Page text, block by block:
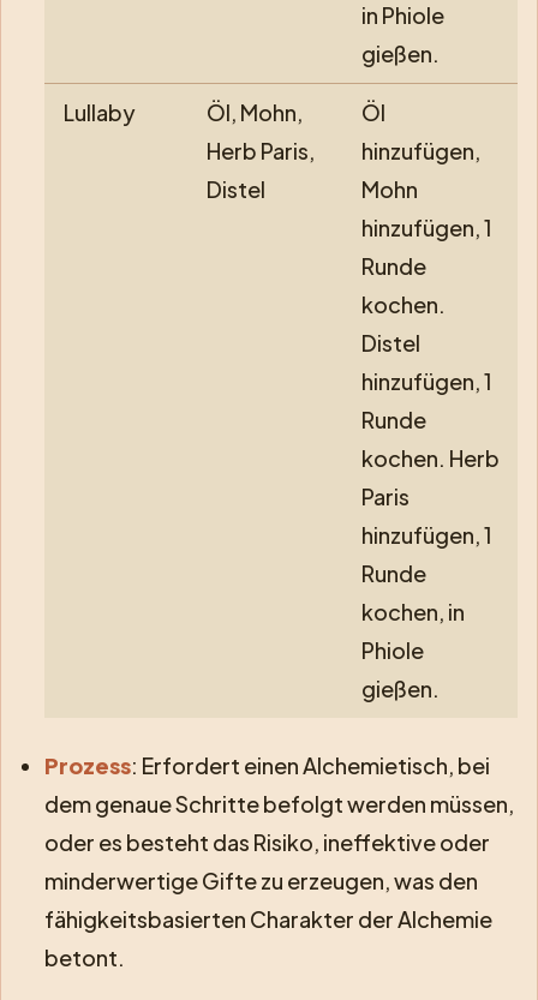
in Phiole
gießen.
Lullaby
Öl, Mohn,
Herb Paris,
Distel
Öl
hinzufügen,
Mohn
hinzufügen, 1
Runde
kochen.
Distel
hinzufügen, 1
Runde
kochen. Herb
Paris
hinzufügen, 1
Runde
kochen, in
Phiole
gießen.
Prozess: Erfordert einen Alchemietisch, bei
dem genaue Schritte befolgt werden müssen,
oder es besteht das Risiko, ineffektive oder
minderwertige Gifte zu erzeugen, was den
fähigkeitsbasierten Charakter der Alchemie
betont.